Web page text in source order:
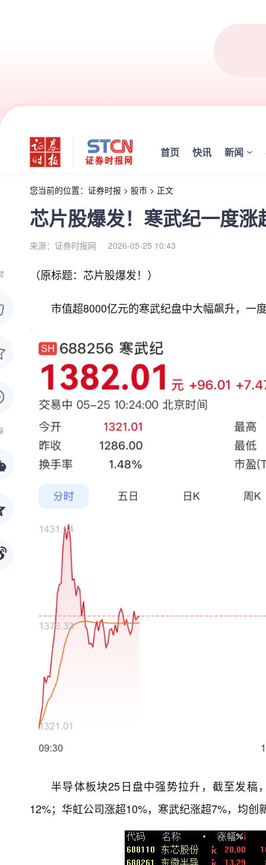
首页 快讯 新闻
您当前的位置： 证券时报 > 股市 > 正文
芯片股爆发！寒武纪一度涨
来源：证券时报网 2026-05-25 10:43
（原标题：芯片股爆发！）
市值超8000亿元的寒武纪盘中大幅飙升，一
半导体板块25日盘中强势拉升，截至发稿
12%；华虹公司涨超10%，寒武纪涨超7%，均创